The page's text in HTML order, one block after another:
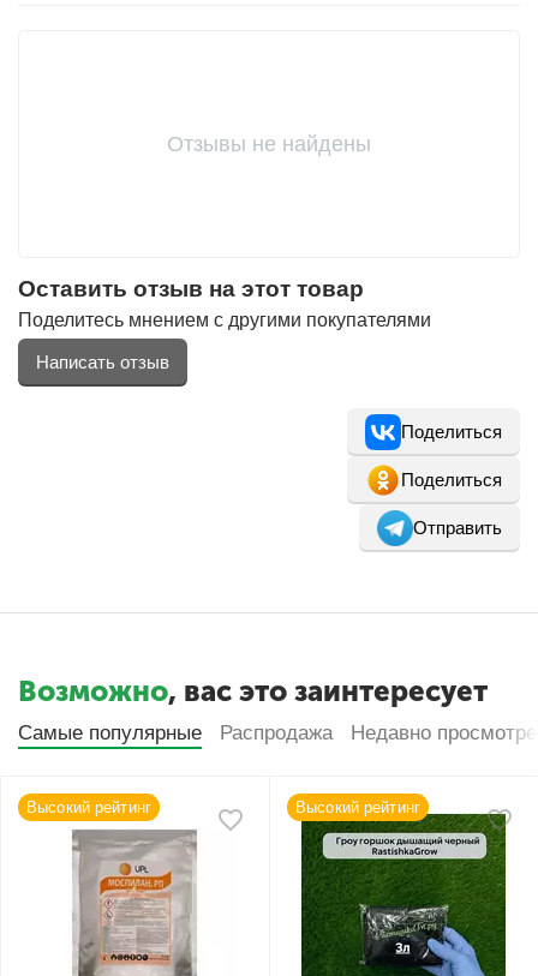
Отзывы не найдены
Оставить отзыв на этот товар
Поделитесь мнением с другими покупателями
Написать отзыв
Поделиться
Поделиться
Отправить
Возможно, вас это заинтересует
Самые популярные Распродажа Недавно
Высокий рейтинг Высокий рейтинг